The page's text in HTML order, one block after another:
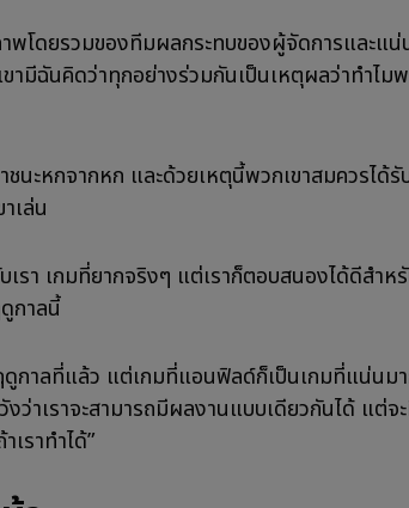
พโดยรวมของทีมผลกระทบของผู้จัดการและแน่
มีฉันคิดว่าทุกอย่างร่วมกันเป็นเหตุผลว่าทำไมพ
ชนะหกจากหก และด้วยเหตุนี้พวกเขาสมควรได้รั
เล่น
เรา เกมที่ยากจริงๆ แต่เราก็ตอบสนองได้ดีสำห
กาลนี้
ดูกาลที่แล้ว แต่เกมที่แอนฟิลด์ก็เป็นเกมที่แน่นม
ว่าเราจะสามารถมีผลงานแบบเดียวกันได้ แต่
เราทำได้”